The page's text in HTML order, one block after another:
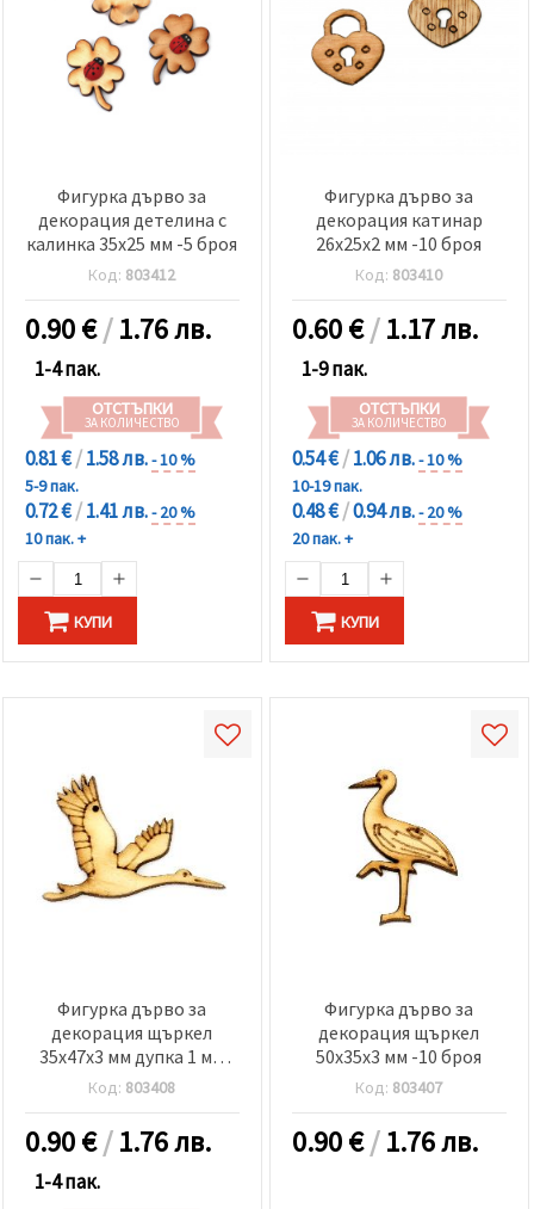
Фигурка дърво за
декорация детелина с
калинка 35x25 мм -5 броя
Код: 803412
0.90€/1.76 лв.
1-4 пак.
ОТСТЪПКИ
ЗА КОЛИЧЕСТВО
0.81 €/1.58 лв.- 10 %
5-9 пак.
0.72 €/1.41 лв.- 20 %
10 пак. +
КУПИ
Фигурка дърво за
декорация катинар
26x25x2 мм -10 броя
Код: 803410
0.60€/1.17 лв.
1-9 пак.
ОТСТЪПКИ
ЗА КОЛИЧЕСТВО
0.54 €/1.06 лв.- 10 %
10-19 пак.
0.48 €/0.94 лв.- 20 %
20 пак. +
КУПИ
Фигурка дърво за
декорация щъркел
35x47x3 мм дупка 1 мм
-10 броя
Код: 803408
0.90€/1.76 лв.
1-4 пак.
Фигурка дърво за
декорация щъркел
50x35x3 мм -10 броя
Код: 803407
0.90€/1.76 лв.